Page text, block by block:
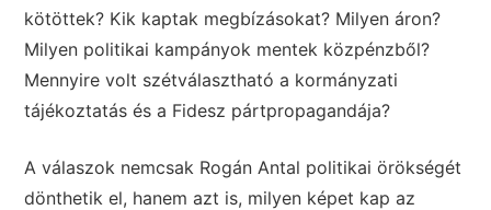
kötöttek? Kik kaptak megbízásokat? Milyen áron?
Milyen politikai kampányok mentek közpénzből?
Mennyire volt szétválasztható a kormányzati
tájékoztatás és a Fidesz pártpropagandája?
A válaszok nemcsak Rogán Antal politikai örökségét
dönthetik el, hanem azt is, milyen képet kap az